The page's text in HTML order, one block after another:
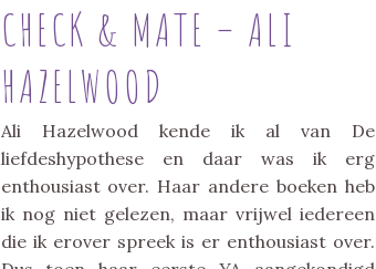
CHECK & MATE – ALI
HAZELWOOD
Ali Hazelwood kende ik al van De
liefdeshypothese en daar was ik erg
enthousiast over. Haar andere boeken heb
ik nog niet gelezen, maar vrijwel iedereen
die ik erover spreek is er enthousiast over.